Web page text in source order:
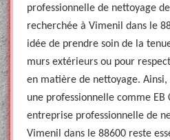
professionnelle de nettoyage
recherchée à Vimenil dans le
idée de prendre soin de la
murs extérieurs ou pour
en matière de nettoyage.
une professionnelle comme EB
entreprise professionnelle de
Vimenil dans le 88600 reste